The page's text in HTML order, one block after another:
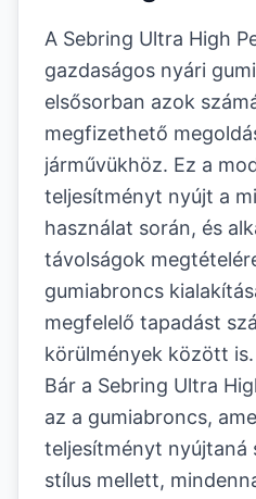
A Sebring Ultra High
gazdaságos nyári
elsősorban azok
megfizethető
járművükhöz. Ez a
teljesítményt nyújt a
használat során, és
távolságok
gumiabroncs
megfelelő tapadást
körülmények között is.
Bár a Sebring Ultra
az a gumiabroncs,
teljesítményt nyújtaná
stílus mellett,